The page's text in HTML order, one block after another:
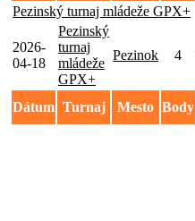
Pezinský turnaj mládeže GPX+
2026-
04-18
Pezinský
turnaj
mládeže
GPX+
Pezinok 4
Dátum Turnaj Mesto Body